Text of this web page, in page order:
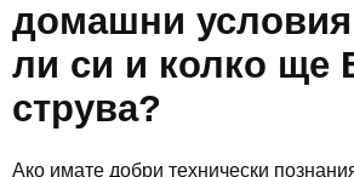
домашни условия
ли си и колко ще
струва?
Ако имате добри технически